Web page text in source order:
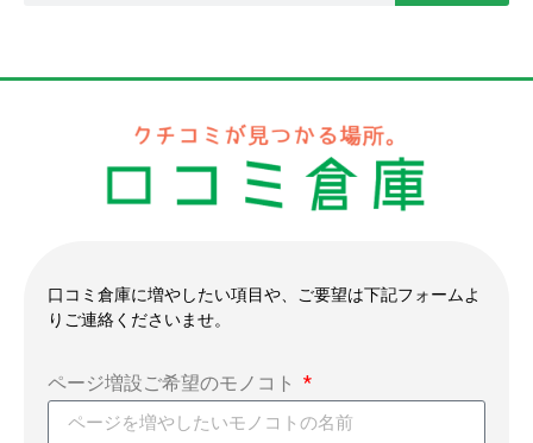
口コミ倉庫に増やしたい項目や、ご要望は下記フォームよ
りご連絡くださいませ。
ページ増設ご希望のモノコト